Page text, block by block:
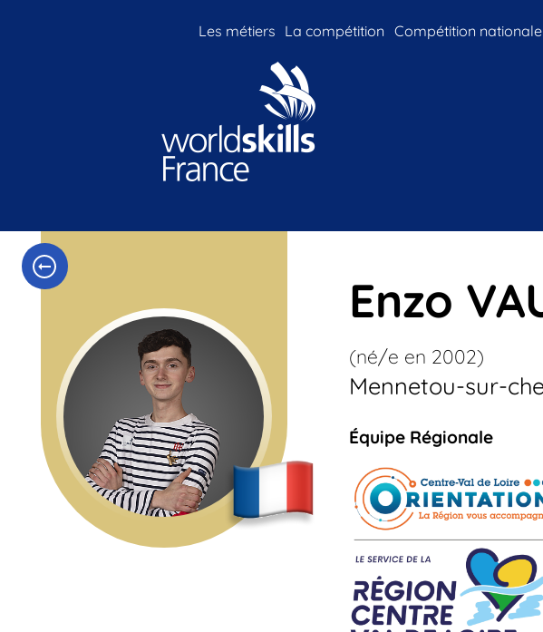
Les métiers La compétition Compétition
Enzo
(né/e en 2002)
Mennetou-sur-
Équipe Régionale